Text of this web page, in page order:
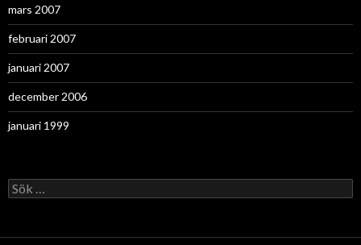
mars 2007
februari 2007
januari 2007
december 2006
januari 1999
Sök
efter: